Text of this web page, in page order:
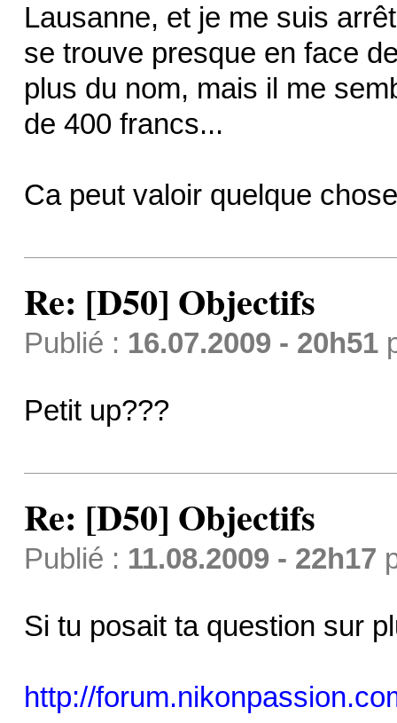
Lausanne, et je me suis
se trouve presque en face
plus du nom, mais il me
de 400 francs...
Ca peut valoir quelque
Re: [D50] Objectifs
Publié : 16.07.2009 - 20h51
Petit up???
Re: [D50] Objectifs
Publié : 11.08.2009 - 22h17
Si tu posait ta question sur
http://